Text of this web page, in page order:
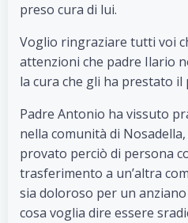
preso cura di lui.
Voglio ringraziare tutti voi
attenzioni che padre Ilario
la cura che gli ha prestato il
Padre Antonio ha vissuto
nella comunità di
provato perciò di persona
trasferimento a un’altra
sia doloroso per un
cosa voglia dire essere